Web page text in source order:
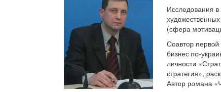
Исследования
(сфера
Соавтор
бизнес по-
личности
стратегия»,
Автор романа